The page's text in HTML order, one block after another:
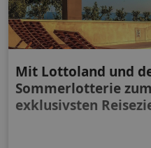
Mit Lottoland und
Sommerlotterie
exklusivsten